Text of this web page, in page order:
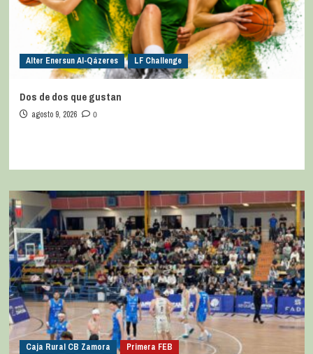
Alter Enersun Al-Qázeres LF Challenge
Dos de dos que gustan
agosto 9, 2026 0
Caja Rural CB Zamora Primera FEB